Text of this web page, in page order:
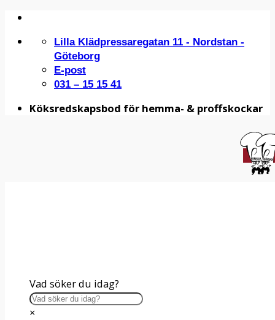
Skip
content
Lilla Klädpressaregatan 11 - Nordstan -
Göteborg
E-post
031 – 15 15 41
Köksredskapsbod för hemma- & proffskockar
Vad söker du idag?
×